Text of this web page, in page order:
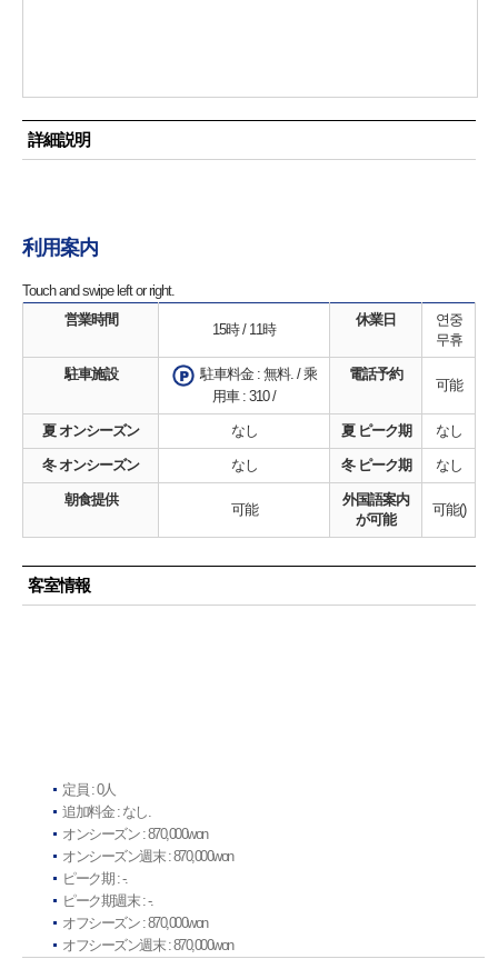
詳細説明
利用案内
Touch and swipe left or right.
営業時間
15時 / 11時
休業日
연중
무휴
駐車施設
駐車料金 : 無料. / 乘
用車 : 310 /
電話予約
可能
夏 オンシーズン なし 夏 ピーク期 なし
冬 オンシーズン なし 冬 ピーク期 なし
朝食提供
可能
外国語案内
が可能
可能()
客室情報
定員 : 0人
追加料金 : なし.
オンシーズン : 870,000won
オンシーズン週末 : 870,000won
ピーク期 : -.
ピーク期週末 : -.
オフシーズン : 870,000won
オフシーズン週末 : 870,000won